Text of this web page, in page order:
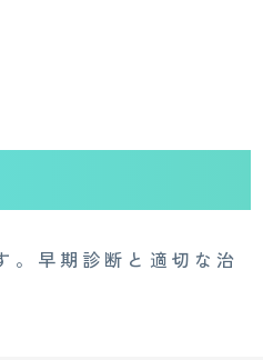
。早期診断と適切な治